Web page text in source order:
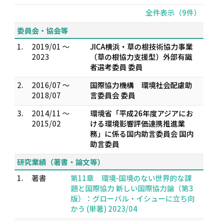
全件表示（9件）
委員会・協会等
1.
2019/01 ～
2023
JICA横浜・草の根技術協力事業
（草の根協力支援型）外部有識
者選考委員 委員
2.
2016/07 ～
2018/07
国際協力機構 環境社会配慮助
言委員会 委員
3.
2014/11 ～
2015/02
環境省「平成26年度アジアにお
ける環境影響評価連携推進業
務」に係る国内助言委員会 国内
助言委員
研究業績（著書・論文等）
1.
著書
第11章 環境-国境のない世界的な課
題と国際協力 新しい国際協力論（第3
版）：グローバル・イシューに立ち向
かう (単著) 2023/04